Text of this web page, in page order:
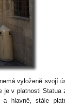
vyloženě svojí
je v platnosti Statua
a hlavně, stále